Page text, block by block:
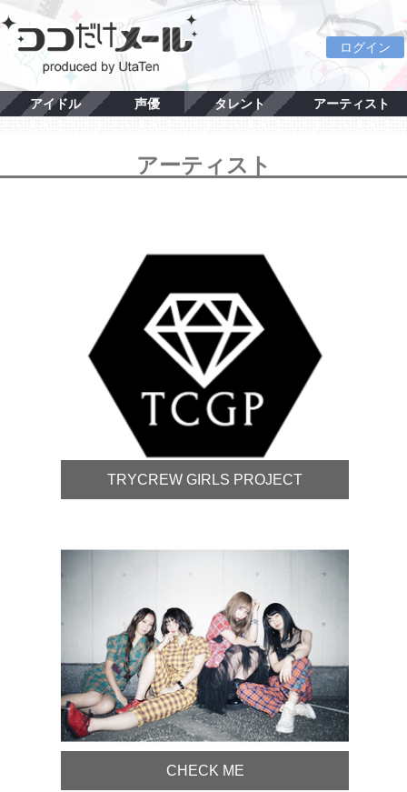
ログイン
アイドル 声優 タレント アーティスト
アーティスト
TRYCREW GIRLS PROJECT
CHECK ME